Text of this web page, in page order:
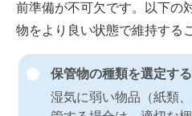
前準備が不可欠です。以下の
物をより良い状態で維持する
保管物の種類を選定す
湿気に弱い物品（紙類